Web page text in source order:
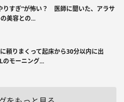
りすぎ”が怖い？ 医師に聞いた、アラサ
美容との...
頼りまくって起床から30分以内に出
モーニング...